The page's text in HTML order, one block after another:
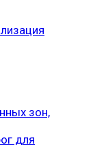
зон,
для